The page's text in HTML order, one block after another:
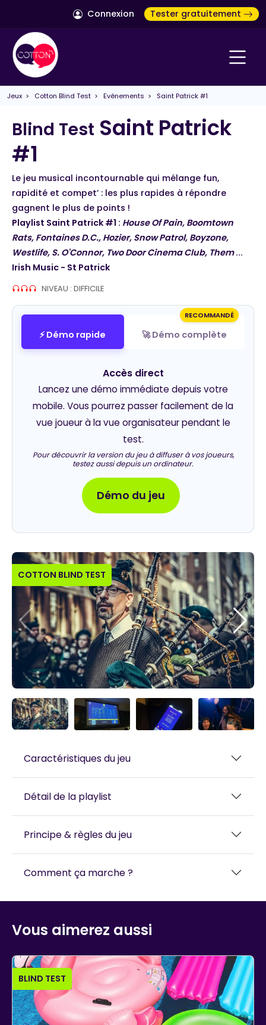
Connexion Tester gratuitement
Jeux > Cotton Blind Test > Evénements > Saint Patrick #1
Blind Test Saint Patrick
#1
Le jeu musical incontournable qui mélange fun,
rapidité et compet’ : les plus rapides à répondre
gagnent le plus de points !
Playlist Saint Patrick #1 : House Of Pain, Boomtown
Rats, Fontaines D.C., Hozier, Snow Patrol, Boyzone,
Westlife, S. O'Connor, Two Door Cinema Club, Them...
Irish Music - St Patrick
NIVEAU : DIFFICILE
COTTON BLIND TEST
Caractéristiques du jeu
Détail de la playlist
Principe & règles du jeu
Comment ça marche ?
⚡ Démo rapide
RECOMMANDÉ
🚀 Démo complète
Accès direct
Lancez une démo immédiate depuis votre
mobile. Vous pourrez passer facilement de la
vue joueur à la vue organisateur pendant le
test.
Pour découvrir la version du jeu à diffuser à vos joueurs,
testez aussi depuis un ordinateur.
Démo du jeu
Vous aimerez aussi
BLIND TEST